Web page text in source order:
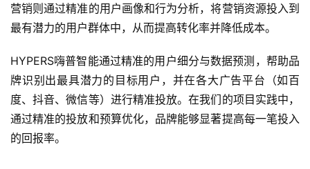
营销则通过精准的用户画像和行为分析，将营销资源投入到
最有潜力的用户群体中，从而提高转化率并降低成本。
HYPERS嗨普智能通过精准的用户细分与数据预测，帮助品
牌识别出最具潜力的目标用户，并在各大广告平台（如百
度、抖音、微信等）进行精准投放。在我们的项目实践中，
通过精准的投放和预算优化，品牌能够显著提高每一笔投入
的回报率。